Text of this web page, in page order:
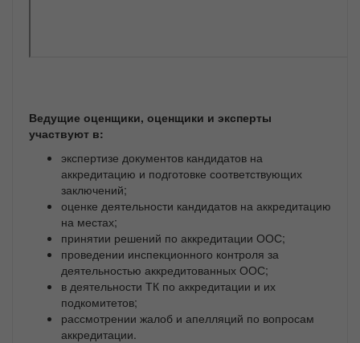
Ведущие оценщики, оценщики и эксперты
участвуют в:
экспертизе документов кандидатов на
аккредитацию и подготовке соответствующих
заключений;
оценке деятельности кандидатов на аккредитацию
на местах;
принятии решений по аккредитации ООС;
проведении инспекционного контроля за
деятельностью аккредитованных ООС;
в деятельности ТК по аккредитации и их
подкомитетов;
рассмотрении жалоб и апелляций по вопросам
аккредитации.